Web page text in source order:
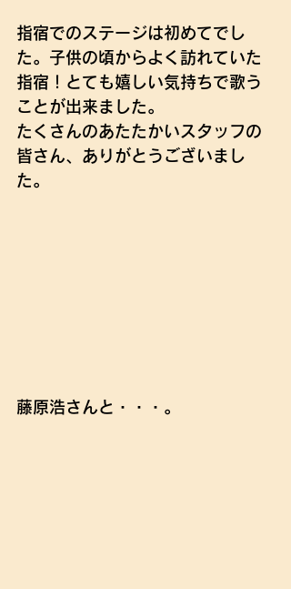
指宿でのステージは初めてでし
た。子供の頃からよく訪れていた
指宿！とても嬉しい気持ちで歌う
ことが出来ました。
たくさんのあたたかいスタッフの
皆さん、ありがとうございまし
た。
藤原浩さんと・・・。